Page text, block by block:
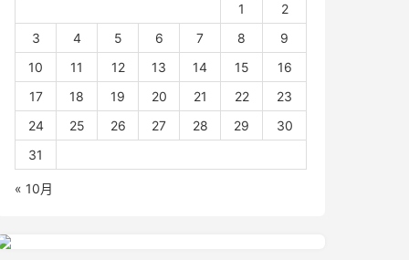
1
2
3
4 5 6 7 8
9
10
11 12 13 14 15
16
17
18 19 20 21 22
23
24
25 26 27 28 29
30
31
« 10月